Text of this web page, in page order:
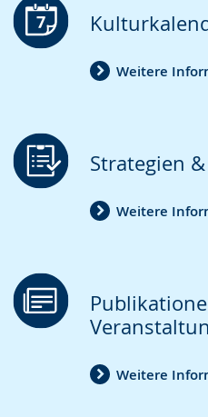
Weitere
Strategien
Weitere
Weitere